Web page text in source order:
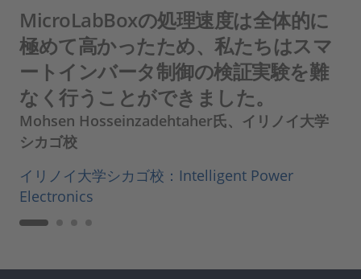
MicroLabBoxの処理速度は全体的に
極めて高かったため、私たちはスマ
ートインバータ制御の検証実験を難
なく行うことができました。
Mohsen Hosseinzadehtaher氏、イリノイ大学
シカゴ校
イリノイ大学シカゴ校：Intelligent Power
Electronics